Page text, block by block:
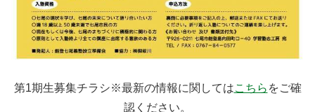
第1期生募集チラシ※最新の情報に関してはこちら をご確
認ください。